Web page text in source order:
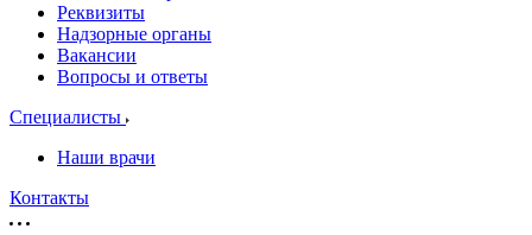
Реквизиты
Надзорные органы
Вакансии
Вопросы и ответы
Специалисты
Наши врачи
Контакты